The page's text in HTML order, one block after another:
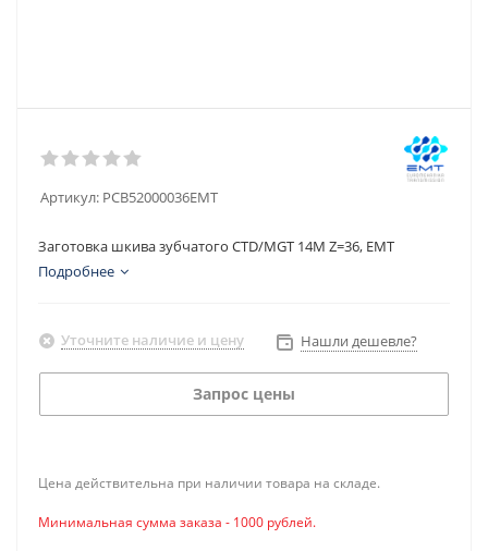
Артикул: PCB52000036EMT
Заготовка шкива зубчатого CTD/MGT 14M Z=36, EMT
Подробнее
Уточните наличие и цену Нашли дешевле?
Запрос цены
Цена действительна при наличии товара на складе.
Минимальная сумма заказа - 1000 рублей.